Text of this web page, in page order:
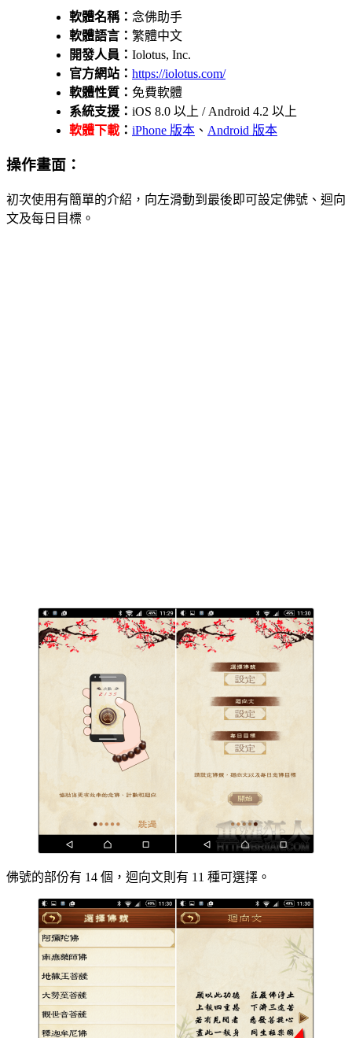
軟體名稱： 念佛助手
軟體語言： 繁體中文
開發人員： Iolotus, Inc.
官方網站： https://iolotus.com/
軟體性質： 免費軟體
系統支援： iOS 8.0 以上 / Android 4.2 以上
軟體下載 ： iPhone 版本 、 Android 版本
操作畫面：
初次使用有簡單的介紹，向左滑動到最後即可設定佛號、迴向
文及每日目標。
佛號的部份有 14 個，迴向文則有 11 種可選擇。